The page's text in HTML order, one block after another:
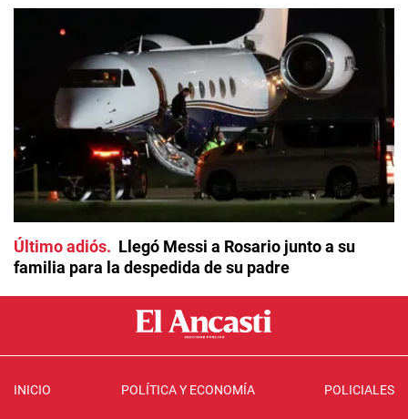
Último adiós
Llegó Messi a Rosario junto a su
familia para la despedida de su padre
INICIO POLÍTICA Y ECONOMÍA POLICIALES